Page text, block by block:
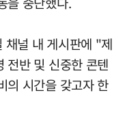
널 내 게시판에 "제
전반 및 신중한 콘텐
의 시간을 갖고자 한